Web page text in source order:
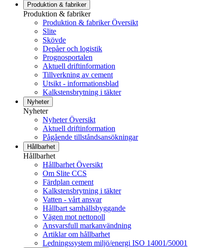
Produktion & fabriker
Produktion & fabriker
Produktion & fabriker Översikt
Slite
Skövde
Depåer och logistik
Prognosportalen
Aktuell driftinformation
Tillverkning av cement
Utsikt - informationsblad
Kalkstensbrytning i täkter
Nyheter
Nyheter
Nyheter Översikt
Aktuell driftinformation
Pågående tillståndsansökningar
Hållbarhet
Hållbarhet
Hållbarhet Översikt
Om Slite CCS
Färdplan cement
Kalkstensbrytning i täkter
Vatten - vårt ansvar
Hållbart samhällsbyggande
Vägen mot nettonoll
Ansvarsfull markanvändning
Artiklar om hållbarhet
Ledningssystem miljö/energi ISO 14001/50001